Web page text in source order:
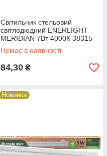
Cвітильник стельовий
світлодіодний ENERLIGHT
MERIDIAN 7Вт 4000К 38315
Немає в наявності
84,30 ₴
Новинка